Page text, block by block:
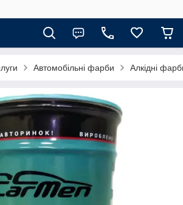
Автомобільні фарби Алкідні